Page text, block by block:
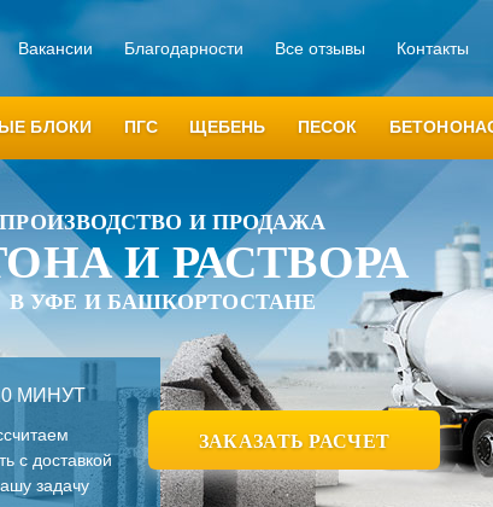
Вакансии Благодарности Все отзывы Контакты
БЛОКИ ПГС ЩЕБЕНЬ ПЕСОК
ПРОИЗВОДСТВО И ПРОДАЖА
И РАСТВОРА
В УФЕ И БАШКОРТОСТАНЕ
МИНУТ
с доставкой
задачу
ЗАКАЗАТЬ РАСЧЕТ